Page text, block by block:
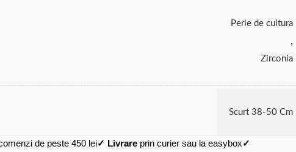
Perle de cultura
,
Zirconia
Scurt 38-50 Cm
de peste 450 lei✓ Livrare prin curier sau la easybox✓